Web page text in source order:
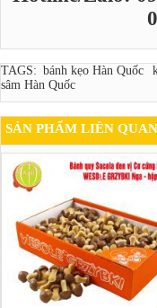
TAGS: bánh kẹo Hàn Quốc
sâm Hàn Quốc
SẢN PHẨM LIÊN QUAN